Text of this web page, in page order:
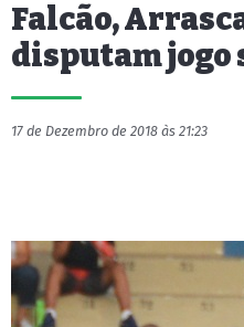
Falcão,
disputam jogo
17 de Dezembro de 2018 às 21:23